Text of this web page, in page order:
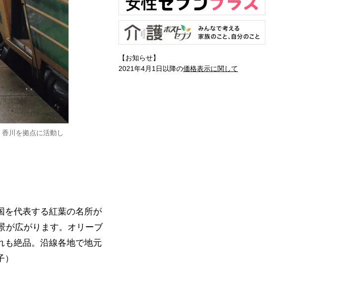
川を拠点に活動し
代表する紅葉の名所が
が広がります。オリーブ
も絶品。沿線各地で地元
【お知らせ】
2021年4月1日以降の価格表示に関して